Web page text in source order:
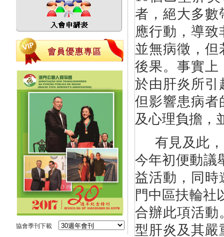
協會季刊下載
者，絕大多數
應行動，導
並無病徵，
後果。事實上
於由肝炎所引
但影響患病者
及心理負擔，
有見及此，
今年初便動議
益活動， 同時
門中區扶輪社
合辦此項活動
型肝炎及其嚴